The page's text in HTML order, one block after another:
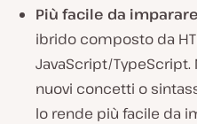
Più facile da
ibrido composto da
JavaScript/TypeScript.
nuovi concetti o
lo rende più facile da